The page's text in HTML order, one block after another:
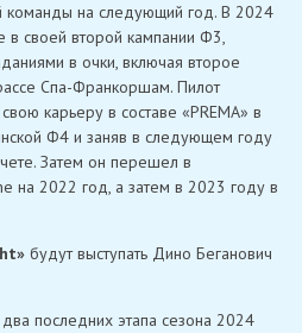
команды на следующий год. В 2024
в своей второй кампании Ф3,
в очки, включая второе
Спа-Франкоршам. Пилот
карьеру в составе «PREMA» в
Ф4 и заняв в следующем году
Затем он перешел в
на 2022 год, а затем в 2023 году в
будут выступать Дино Беганович
последних этапа сезона 2024